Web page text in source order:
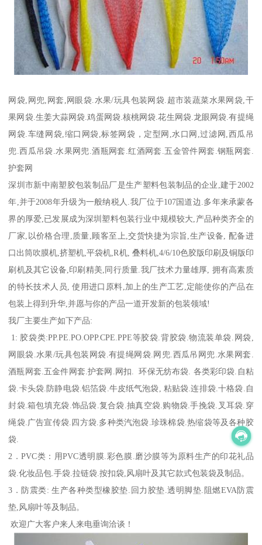
网袋,网兜,网套,网眼袋.水果/玩具包装网袋.超市装蔬菜水果网袋,干
果网袋.生姜大蒜网袋.鸡蛋网袋.核桃网袋.花生网袋.龙眼网袋.有提绳
网袋.车缝网袋,缩口网袋,标签网袋，定型网,水口网,过滤网,西瓜吊
兜.西瓜吊袋.水果网兜.酒瓶网套.红酒网套.五金管件网套.钢瓶网套.
护套网
深圳市新中南塑胶包装制品厂是生产塑料包装制品的企业,建于2002
年,并于2008年升级为一般纳税人.我厂位于107国道边.多年来承蒙各
界的厚爱,已发展成为深圳塑料包装行业中规模较大,产品种类齐全的
厂家,以价格合理,质量,顾客至上,交货快捷为宗旨,生产设备, 配备进
口出筒吹膜机,挤塑机,平袋机,R机, 叠料机,4/6/10色胶版印刷及铜版印
刷机及其它设备,印刷精美,同行质量.我厂技术力量雄厚, 拥有高素质
的特长技术人员, 使用进口原料,加上的生产工艺,定能使你的产品在
包装上得到升华,并愿与你的产品一道开发新的包装领域!
我厂主要生产如下产品:
1: 胶袋类:PP.PE.PO.OPP.CPE.PPE等胶袋.背胶袋.物流装单袋.网袋,
网眼袋.水果/玩具包装网袋.有提绳网袋.网兜.西瓜吊网兜.水果网套.
酒瓶网套.五金件网套.护套网.网扣. 环保无纺布袋. 各类彩印袋.自粘
袋.卡头袋.防静电袋.铝箔袋.牛皮纸气泡袋, 粘贴袋.连排袋.十格袋.自
封袋.箱包填充袋.饰品袋.复合袋.抽真空袋.购物袋.手挽袋.叉耳袋.穿
绳袋.广告宣传袋.四方袋.多种类汽泡袋.珍珠棉袋.热缩袋等及各种胶
袋.
2．PVC类：用PVC透明膜.彩色膜.磨沙膜等为原料生产的印花礼品
袋.化妆品包.手袋.拉链袋.按扣袋,风扇叶及其它款式包装袋及制品。
3．防震类: 生产各种类型橡胶垫.回力胶垫.透明脚垫.阻燃EVA防震
垫,风扇叶等及制品。
欢迎广大客户来人来电垂询洽谈！